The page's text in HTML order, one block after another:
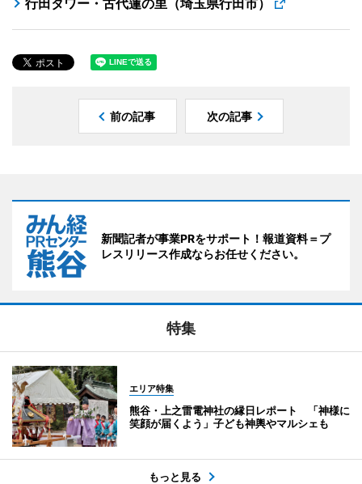
前の記事 次の記事
新聞記者が事業PRをサポート！報道資料＝プ
レスリリース作成ならお任せください。
特集
エリア特集
熊谷・上之雷電神社の縁日レポート 「神様に
笑顔が届くよう」子ども神輿やマルシェも
もっと見る